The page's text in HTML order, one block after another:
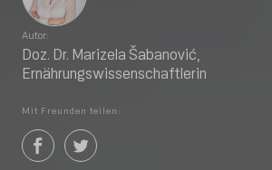
Autor:
Doz. Dr. Marizela Šabanović,
Ernährungswissenschaftlerin
Mit Freunden teilen: